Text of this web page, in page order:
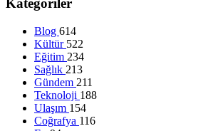
Kategoriler
Blog 614
Kültür 522
Eğitim 234
Sağlık 213
Gündem 211
Teknoloji 188
Ulaşım 154
Coğrafya 116